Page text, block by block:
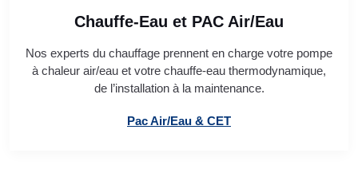
Chauffe-Eau et PAC Air/Eau
Nos experts du chauffage prennent en charge votre pompe
à chaleur air/eau et votre chauffe-eau thermodynamique,
de l’installation à la maintenance.
Pac Air/Eau & CET